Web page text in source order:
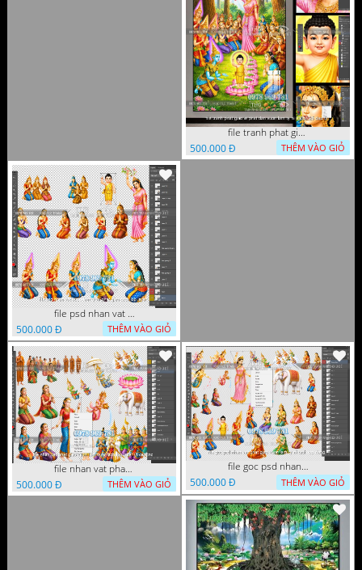
file tranh phat giao le phat dan vuon lam ty ni 05052026 dao t2
500.000 Đ
THÊM VÀO GIỎ
file psd nhan vat vuon lam ty ni phat giao tach lop layer
500.000 Đ
THÊM VÀO GIỎ
file nhan vat phat giao vuon lam ty ni tach lop layer in cat cnc
500.000 Đ
THÊM VÀO GIỎ
file goc psd nhan vat phat giao vuon lam ty ni tach lop rieng
500.000 Đ
THÊM VÀO GIỎ